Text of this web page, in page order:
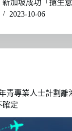
新加坡成功「搶生
2023-10-06
青專業人士計劃離
確定